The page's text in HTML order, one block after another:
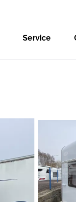
Service